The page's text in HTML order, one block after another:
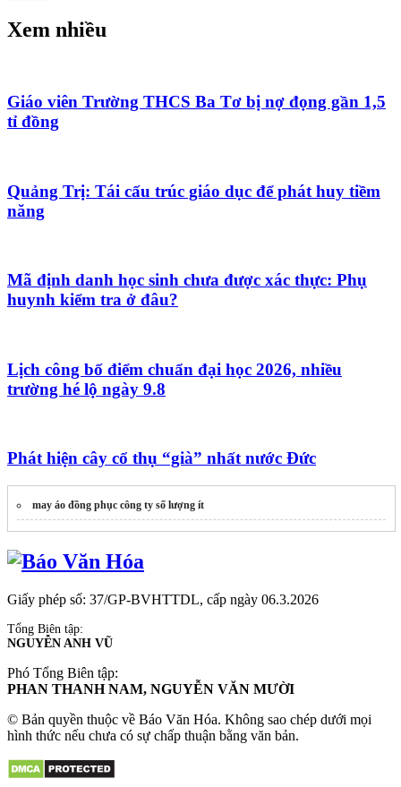
Xem nhiều
Giáo viên Trường THCS Ba Tơ bị nợ đọng gần 1,5
tỉ đồng
Quảng Trị: Tái cấu trúc giáo dục để phát huy tiềm
năng
Mã định danh học sinh chưa được xác thực: Phụ
huynh kiểm tra ở đâu?
Lịch công bố điểm chuẩn đại học 2026, nhiều
trường hé lộ ngày 9.8
Phát hiện cây cổ thụ “già” nhất nước Đức
may áo đồng phục công ty số lượng ít
Giấy phép số: 37/GP-BVHTTDL, cấp ngày 06.3.2026
Tổng Biên tập:
NGUYỄN ANH VŨ
Phó Tổng Biên tập:
PHAN THANH NAM, NGUYỄN VĂN MƯỜI
© Bản quyền thuộc về Báo Văn Hóa. Không sao chép dưới mọi
hình thức nếu chưa có sự chấp thuận bằng văn bản.